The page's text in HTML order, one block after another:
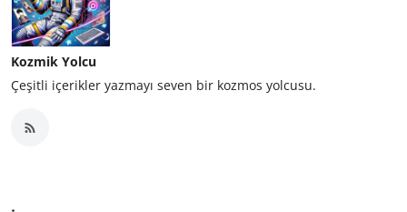
Kozmik Yolcu
Çeşitli içerikler yazmayı seven bir kozmos yolcusu.